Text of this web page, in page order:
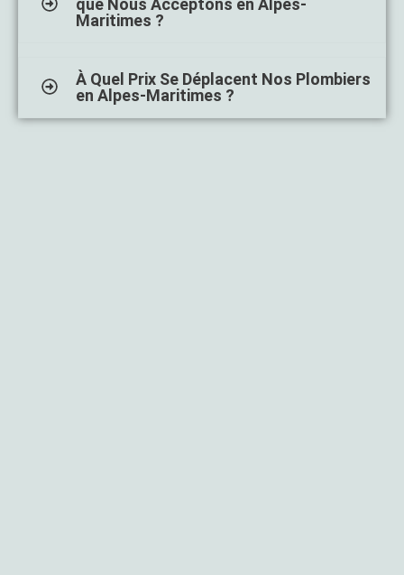
que Nous Acceptons en Alpes-
Maritimes ?
À Quel Prix Se Déplacent Nos Plombiers
en Alpes-Maritimes ?